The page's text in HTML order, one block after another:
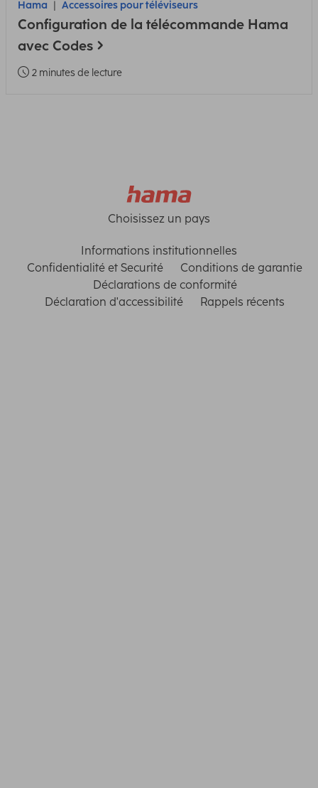
Hama Accessoires pour téléviseurs
Configuration de la télécommande Hama
avec Codes
2 minutes de lecture
Choisissez un pays
Informations institutionnelles
Confidentialité et Securité
Conditions de garantie
Déclarations de conformité
Déclaration d'accessibilité
Rappels récents